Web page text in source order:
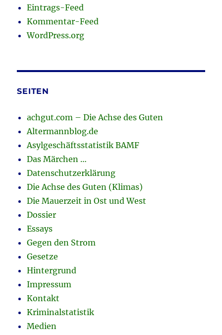
Eintrags-Feed
Kommentar-Feed
WordPress.org
SEITEN
achgut.com – Die Achse des Guten
Altermannblog.de
Asylgeschäftsstatistik BAMF
Das Märchen …
Datenschutzerklärung
Die Achse des Guten (Klimas)
Die Mauerzeit in Ost und West
Dossier
Essays
Gegen den Strom
Gesetze
Hintergrund
Impressum
Kontakt
Kriminalstatistik
Medien